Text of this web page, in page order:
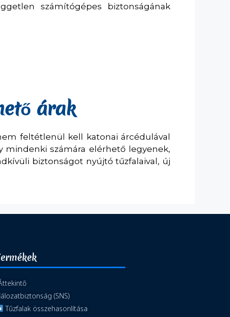
számítógépes biztonságának
árak
feltétlenül kell katonai árcédulával
mindenki számára elérhető legyenek,
biztonságot nyújtó tűzfalaival, új
(SNS)
Tűzfalak összehasonlítása